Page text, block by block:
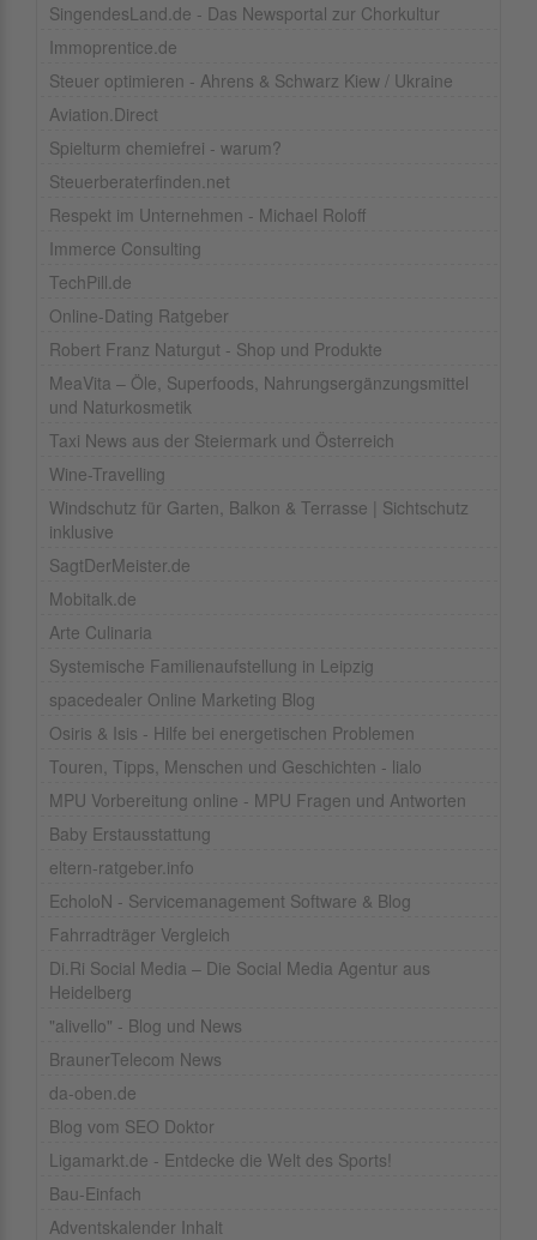
SingendesLand.de - Das Newsportal zur Chorkultur
Immoprentice.de
Steuer optimieren - Ahrens & Schwarz Kiew / Ukraine
Aviation.Direct
Spielturm chemiefrei - warum?
Steuerberaterfinden.net
Respekt im Unternehmen - Michael Roloff
Immerce Consulting
TechPill.de
Online-Dating Ratgeber
Robert Franz Naturgut - Shop und Produkte
MeaVita – Öle, Superfoods, Nahrungsergänzungsmittel
und Naturkosmetik
Taxi News aus der Steiermark und Österreich
Wine-Travelling
Windschutz für Garten, Balkon & Terrasse | Sichtschutz
inklusive
SagtDerMeister.de
Mobitalk.de
Arte Culinaria
Systemische Familienaufstellung in Leipzig
spacedealer Online Marketing Blog
Osiris & Isis - Hilfe bei energetischen Problemen
Touren, Tipps, Menschen und Geschichten - lialo
MPU Vorbereitung online - MPU Fragen und Antworten
Baby Erstausstattung
eltern-ratgeber.info
EcholoN - Servicemanagement Software & Blog
Fahrradträger Vergleich
Di.Ri Social Media – Die Social Media Agentur aus
Heidelberg
"alivello" - Blog und News
BraunerTelecom News
da-oben.de
Blog vom SEO Doktor
Ligamarkt.de - Entdecke die Welt des Sports!
Bau-Einfach
Adventskalender Inhalt